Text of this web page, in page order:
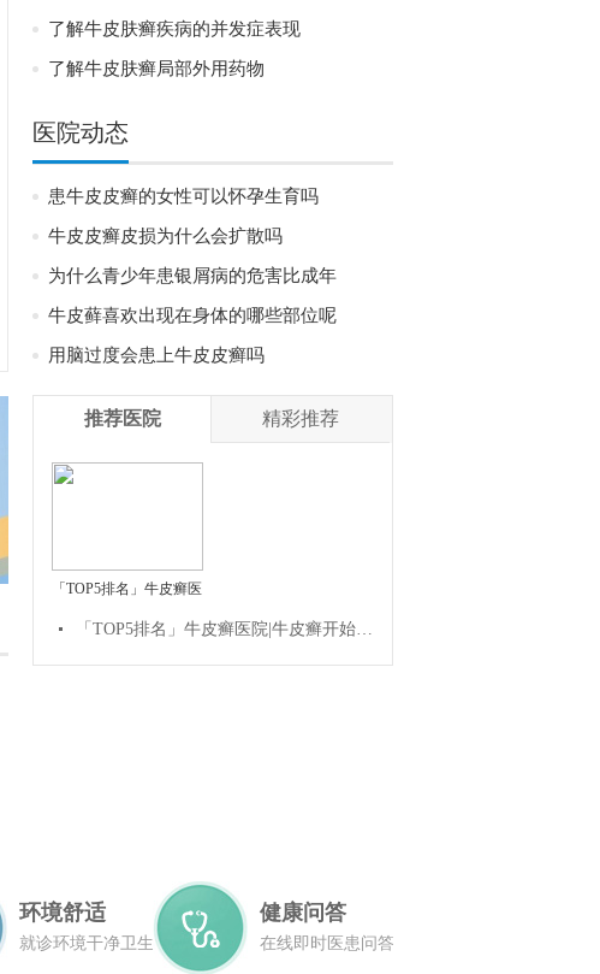
了解牛皮肤癣疾病的并发症表现
了解牛皮肤癣局部外用药物
医院动态
患牛皮皮癣的女性可以怀孕生育吗
牛皮皮癣皮损为什么会扩散吗
为什么青少年患银屑病的危害比成年
牛皮藓喜欢出现在身体的哪些部位呢
用脑过度会患上牛皮皮癣吗
推荐医院 精彩推荐
「TOP5排名」牛皮癣医
「TOP5排名」牛皮癣医院|牛皮癣开始的症状是什么
环境舒适
就诊环境干净卫生
健康问答
在线即时医患问答